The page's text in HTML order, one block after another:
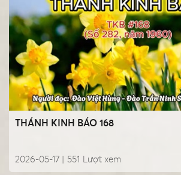
THÁNH KINH BÁO 168
2026-05-17 | Lượt xem
551